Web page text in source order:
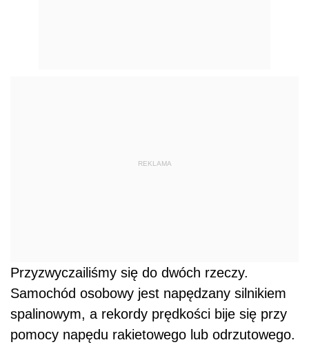
REKLAMA
Przyzwyczailiśmy się do dwóch rzeczy.
Samochód osobowy jest napędzany silnikiem
spalinowym, a rekordy prędkości bije się przy
pomocy napędu rakietowego lub odrzutowego.